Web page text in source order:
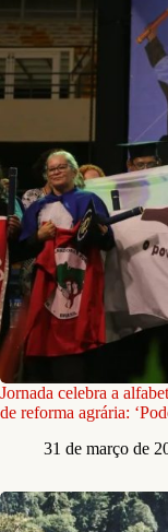
Jornada celebra a
de reforma agrária:
31 de março de